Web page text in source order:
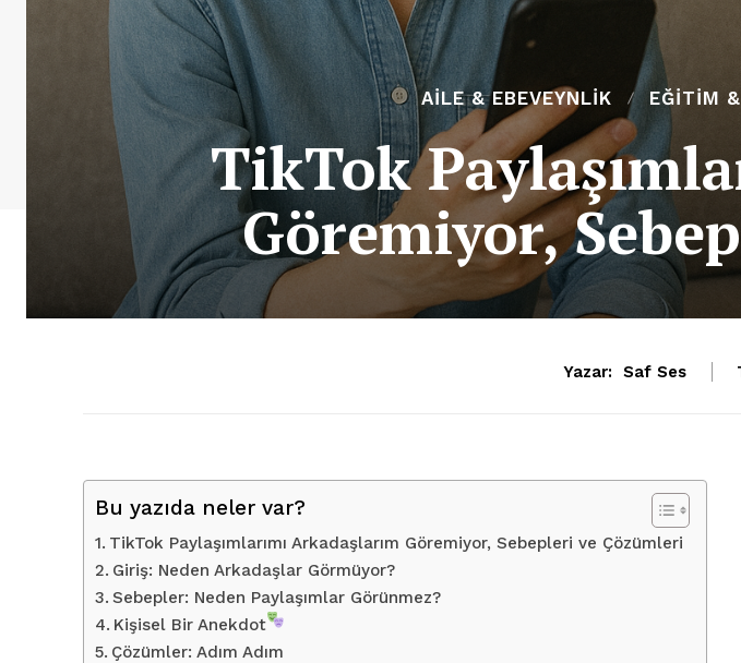
AILE & EBEVEYNLIK EĞITIM
TikTok
Göremiyor,
Yazar: Saf Ses
Bu yazıda neler var?
TikTok Paylaşımlarımı Arkadaşlarım Göremiyor, Sebepleri ve Çözümleri
Giriş: Neden Arkadaşlar Görmüyor?
Sebepler: Neden Paylaşımlar Görünmez?
Kişisel Bir Anekdot
Çözümler: Adım Adım